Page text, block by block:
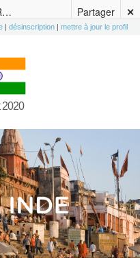
VEILLE PHAROS / INDE – 18 août 2020 ✕
Partager